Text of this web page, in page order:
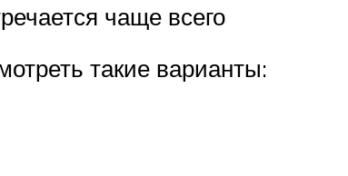
чаще всего
такие варианты: